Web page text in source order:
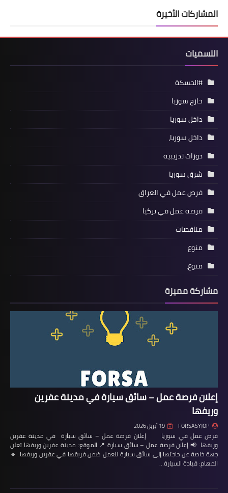
المشاركات الأخيرة
التسميات
#الحسكة
خارج سوريا
داخل سوريا
داخل سوريا،
دورات تدريبية
شرق سوريا
فرص عمل في العراق
فرصة عمل في تركيا
مناقصات
منوع
منوع،
مشاركة مميزة
إعلان فرصة عمل – سائق سيارة في مدينة عفرين
وريفها
FORSASYJOP 19 أبريل 2026
فرص عمل في سوريا إعلان فرصة عمل – سائق سيارة في مدينة عفرين
وريفها 📢 إعلان فرصة عمل – سائق سيارة 📍 الموقع: مدينة عفرين وريفها تعلن
جهة خاصة عن حاجتها إلى سائق سيارة للعمل ضمن فريقها في عفرين وريفها. 🔹
المهام: قيادة السيارة…